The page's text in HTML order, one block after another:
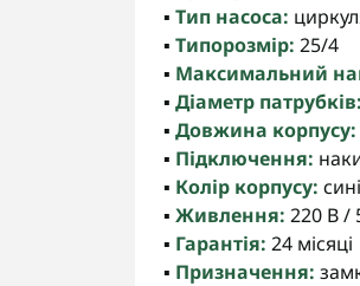
▪️ Тип насоса:
▪️ Типорозмір: 25/4
▪️ Максимальний
▪️ Діаметр патрубків:
▪️ Довжина корпусу:
▪️ Підключення:
▪️ Колір корпусу:
▪️ Живлення: 220 В /
▪️ Гарантія: 24 місяці
▪️ Призначення: